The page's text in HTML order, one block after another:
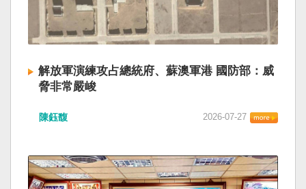
解放軍演練攻占總統府、蘇澳軍港 國防部：威
脅非常嚴峻
陳鈺馥 2026-07-27